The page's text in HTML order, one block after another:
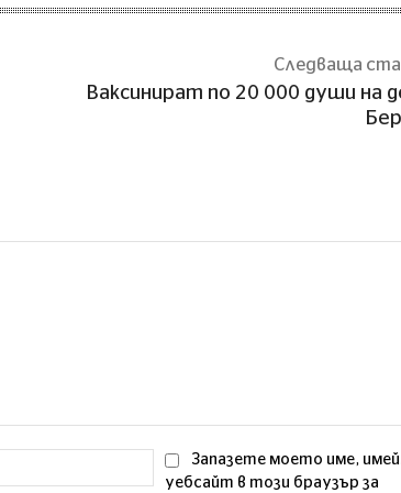
Следваща
Ваксинират по 20 000 души на
Email:*Запазете моето име,
уебсайт в този браузър за